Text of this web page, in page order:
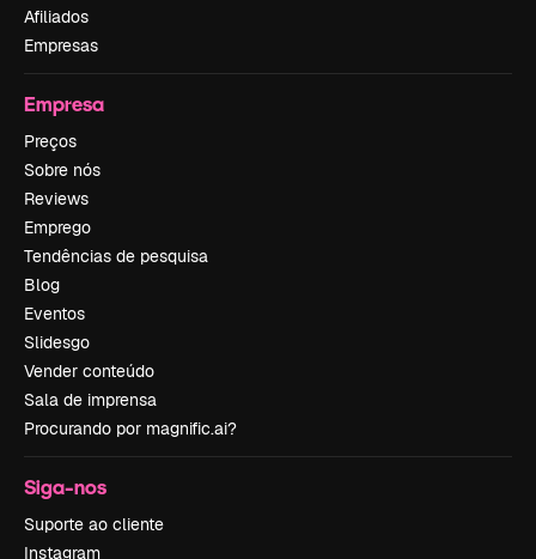
Afiliados
Empresas
Empresa
Preços
Sobre nós
Reviews
Emprego
Tendências de pesquisa
Blog
Eventos
Slidesgo
Vender conteúdo
Sala de imprensa
Procurando por magnific.ai?
Siga-nos
Suporte ao cliente
Instagram